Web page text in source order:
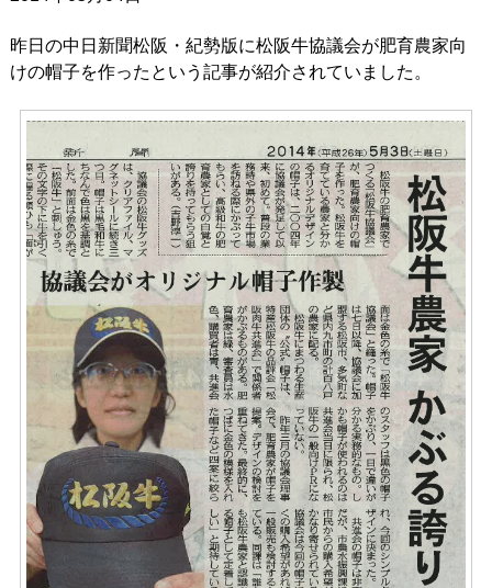
昨日の中日新聞松阪・紀勢版に松阪牛協議会が肥育農家向
けの帽子を作ったという記事が紹介されていました。